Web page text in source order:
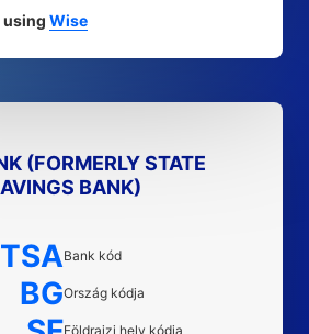
using Wise
(FORMERLY STATE
BANK)
Bank kód
BGOrszág kódja
Földrajzi hely kódja